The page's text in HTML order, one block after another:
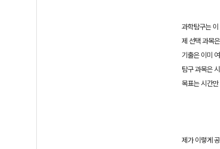
과학탐구는
제 선택 과목
기출은 이미
탐구 과목은
목표는 시간
제가 이렇게